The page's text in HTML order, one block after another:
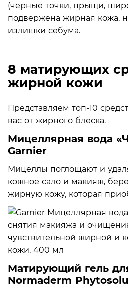
(черные точки, прыщи,
подвержена жирная кожа,
излишки себума.
8 матирующих
жирной кожи
Представляем топ-10
вас от жирного блеска.
Мицеллярная вода
Garnier
Мицеллы поглощают и
кожное сало и макияж,
жирную кожу, которая
Матирующий гель
Normaderm